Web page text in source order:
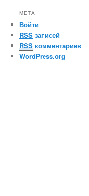
МЕТА
Войти
RSS записей
RSS комментариев
WordPress.org